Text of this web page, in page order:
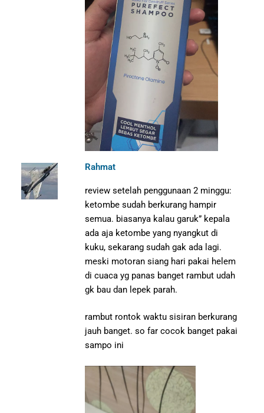
Rahmat
review setelah penggunaan 2 minggu:
ketombe sudah berkurang hampir
semua. biasanya kalau garuk” kepala
ada aja ketombe yang nyangkut di
kuku, sekarang sudah gak ada lagi.
meski motoran siang hari pakai helem
di cuaca yg panas banget rambut udah
gk bau dan lepek parah.
rambut rontok waktu sisiran berkurang
jauh banget. so far cocok banget pakai
sampo ini